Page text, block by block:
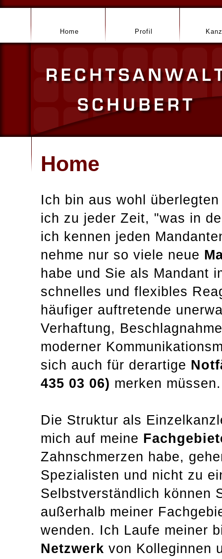
Home Profil
Home
Ich bin aus wohl
ich zu jeder Zeit, "was in
ich kennen jeden
nehme nur so viele neue
habe und Sie als Mandant
schnelles und flexibles
häufiger auftretende
Verhaftung,
moderner
sich auch für derartige
435 03 06) merken müssen.
Die Struktur als
mich auf meine
Zahnschmerzen habe,
Spezialisten und nicht zu
Selbstverständlich können
außerhalb meiner
wenden. Ich Laufe meiner
Netzwerk von Kolleginnen